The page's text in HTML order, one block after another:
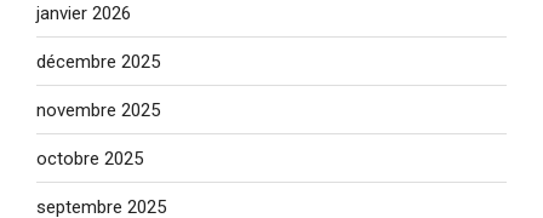
janvier 2026
décembre 2025
novembre 2025
octobre 2025
septembre 2025